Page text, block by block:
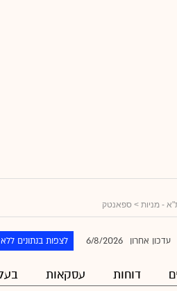
- מניות > ספאנטק
עדכון אחרון 6/8/2026 לצפות בנתונים
דוחות עסקאות